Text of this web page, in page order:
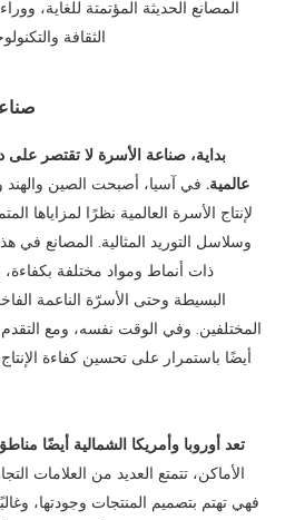
المصانع الحديثة المؤتمتة للغاية،
الثقافة
بداية، صناعة الأسرة لا تقتصر
عالمية. في آسيا، أصبحت الصين والهند
لإنتاج الأسرة العالمية نظرًا لمزاياها
وسلاسل التوريد المثالية. المصانع في
ذات أنماط ومواد مختلفة
البسيطة وحتى الأسرّة الناعمة
المختلفين. وفي الوقت نفسه، ومع
أيضًا باستمرار على تحسين كفاءة
تعد أوروبا وأمريكا الشمالية أيضًا
الأماكن، تتمتع العديد من العلامات
فهي تهتم بتصميم المنتجات وجودتها،